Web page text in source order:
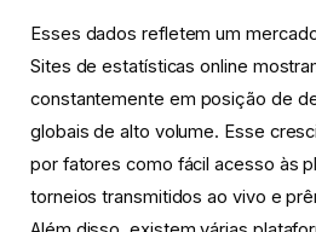
Esses dados refletem um
Sites de estatísticas online
constantemente em posição de
globais de alto volume. Esse
por fatores como fácil acesso às
torneios transmitidos ao vivo e